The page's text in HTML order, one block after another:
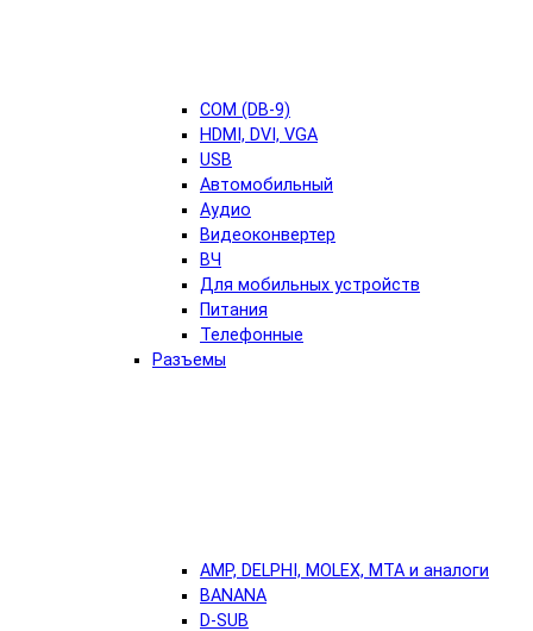
COM (DB-9)
HDMI, DVI, VGA
USB
Автомобильный
Аудио
Видеоконвертер
ВЧ
Для мобильных устройств
Питания
Телефонные
Разъемы
AMP, DELPHI, MOLEX, MTA и аналоги
BANANA
D-SUB